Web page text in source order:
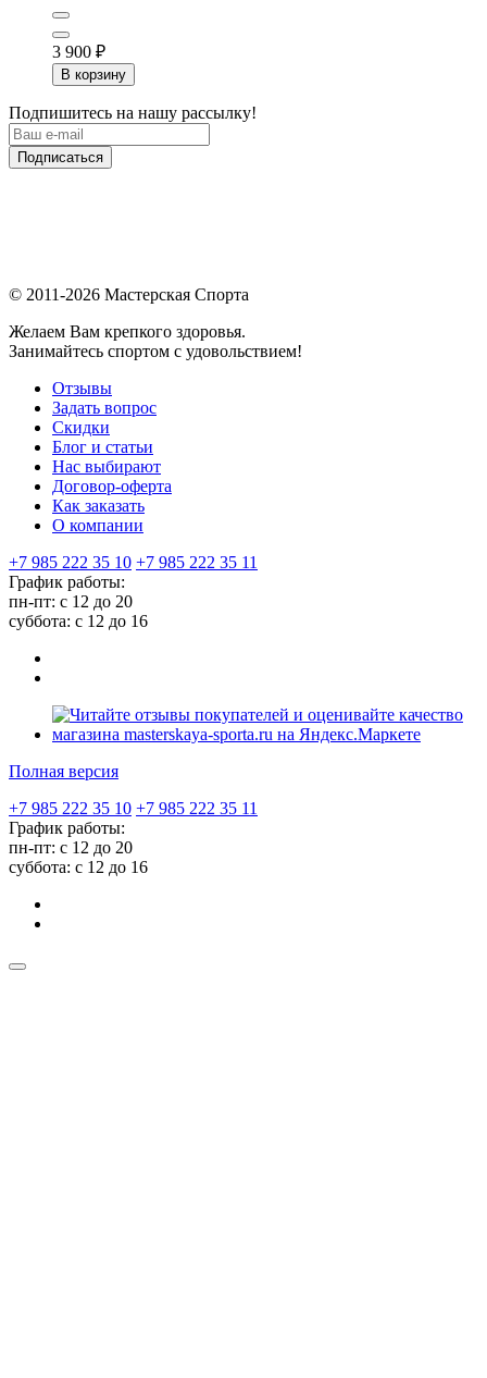
3 900 ₽
В корзину
Подпишитесь на нашу рассылку!
Подписаться
© 2011-2026 Мастерская Спорта
Желаем Вам крепкого здоровья.
Занимайтесь спортом с удовольствием!
Отзывы
Задать вопрос
Скидки
Блог и статьи
Нас выбирают
Договор-оферта
Как заказать
О компании
+7 985 222 35 10 +7 985 222 35 11
График работы:
пн-пт: с 12 до 20
суббота: c 12 до 16
Полная версия
+7 985 222 35 10 +7 985 222 35 11
График работы:
пн-пт: с 12 до 20
суббота: c 12 до 16